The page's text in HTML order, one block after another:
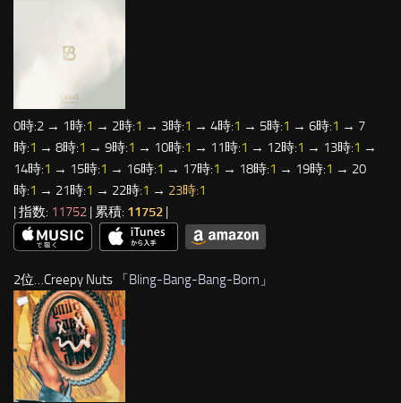
0時:2 → 1時:1 → 2時:1 → 3時:1 → 4時:1 → 5時:1 → 6時:1 → 7
時:1 → 8時:1 → 9時:1 → 10時:1 → 11時:1 → 12時:1 → 13時:1 →
14時:1 → 15時:1 → 16時:1 → 17時:1 → 18時:1 → 19時:1 → 20
時:1 → 21時:1 → 22時:1 → 23時:1
| 指数: 11752 | 累積: 11752 |
2位…Creepy Nuts 「Bling-Bang-Bang-Born 」